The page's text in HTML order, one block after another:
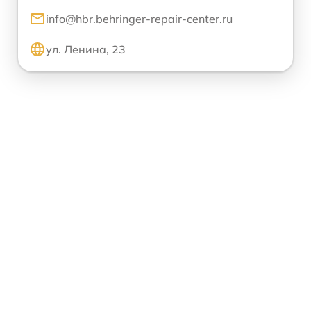
info@hbr.behringer-repair-center.ru
ул. Ленина, 23